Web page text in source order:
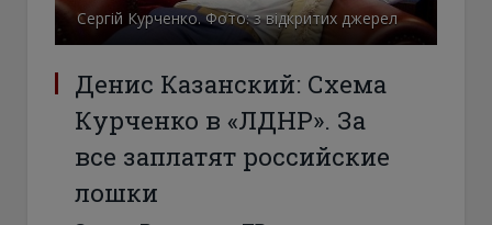
Сергій Курченко. Фото: з відкритих джерел
Денис Казанский: Схема
Курченко в «ЛДНР». За
все заплатят российские
лошки